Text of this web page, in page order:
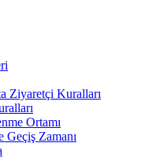
Ziyaretçi Kuralları
Ortamı
Geçiş Zamanı